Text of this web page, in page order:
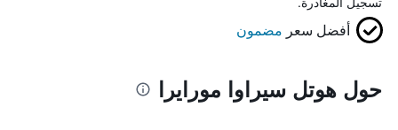
أفضل سعر مضمون
حول هوتل سيراوا مورايرا